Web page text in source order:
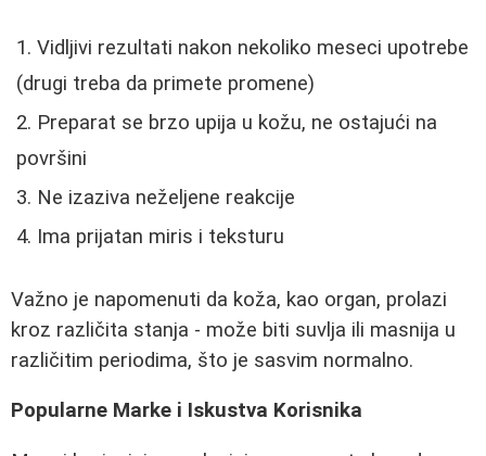
Vidljivi rezultati nakon nekoliko meseci upotrebe
(drugi treba da primete promene)
Preparat se brzo upija u kožu, ne ostajući na
površini
Ne izaziva neželjene reakcije
Ima prijatan miris i teksturu
Važno je napomenuti da koža, kao organ, prolazi
kroz različita stanja - može biti suvlja ili masnija u
različitim periodima, što je sasvim normalno.
Popularne Marke i Iskustva Korisnika